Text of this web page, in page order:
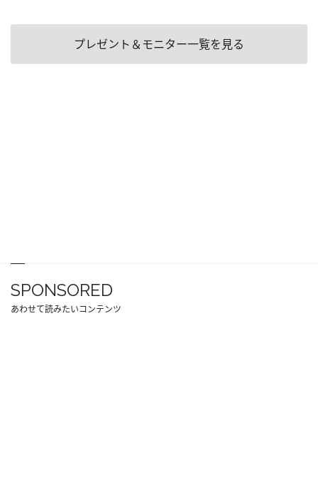
プレゼント＆モニター一覧を見る
SPONSORED
あわせて読みたいコンテンツ